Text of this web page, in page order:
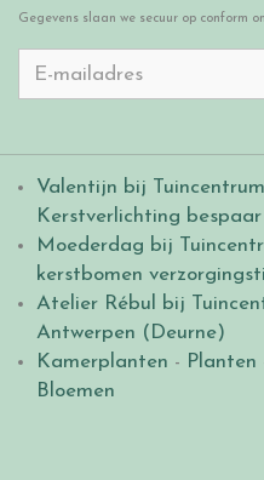
Gegevens slaan we secuur op conform
Valentijn bij
Kerstverlichting
Moederdag bij
kerstbomen
Atelier Rébul bij
Antwerpen (Deurne)
Kamerplanten - Planten
Bloemen